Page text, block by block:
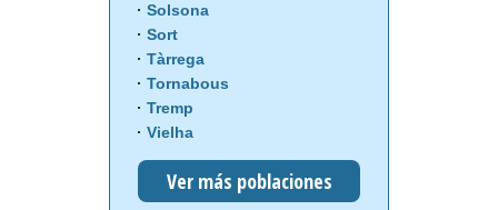
Solsona
Sort
Tàrrega
Tornabous
Tremp
Vielha
Ver más poblaciones